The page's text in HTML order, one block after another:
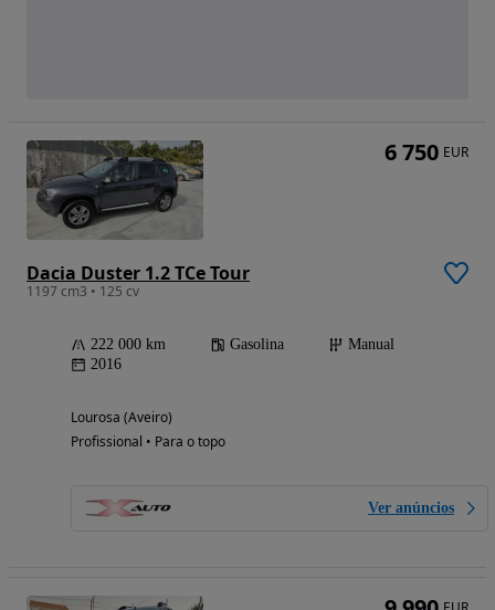
Dacia Duster 1.2 TCe Tour
1197 cm3 • 125 cv
222 000 km Gasolina
Manual
2016
Lourosa (Aveiro)
Profissional • Para o topo
Ver anúncios
6 750 EUR